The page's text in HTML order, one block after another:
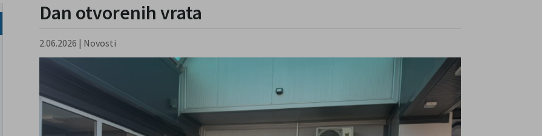
Dan otvorenih vrata
2.06.2026 | Novosti